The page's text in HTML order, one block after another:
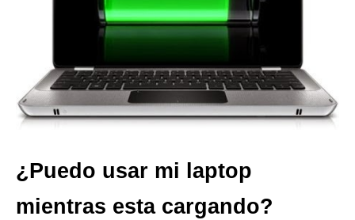
¿Puedo usar mi laptop
mientras esta cargando?